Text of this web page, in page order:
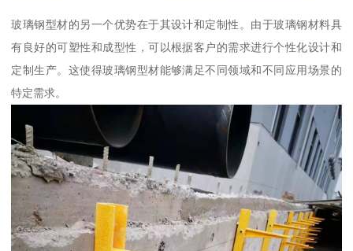
玻璃钢型材的另一个优势在于其设计和定制性。由于玻璃钢材料具
有良好的可塑性和成型性，可以根据客户的需求进行个性化设计和
定制生产。这使得玻璃钢型材能够满足不同领域和不同应用场景的
特定需求。